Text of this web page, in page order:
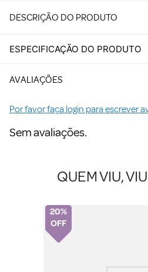
DESCRIÇÃO DO PRODUTO
ESPECIFICAÇÃO DO PRODUTO
AVALIAÇÕES
Por favor faça login para escrever
Sem avaliações.
QUEM VIU,
20%